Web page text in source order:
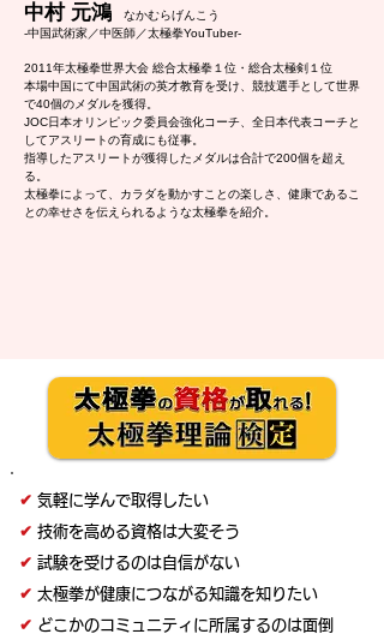
中村 元鴻 なかむらげんこう
-中国武術家／中医師／太極拳YouTuber-
2011年太極拳世界大会 総合太極拳１位・総合太極剣１位
本場中国にて中国武術の英才教育を受け、競技選手として世界
で40個のメダルを獲得。
JOC日本オリンピック委員会強化コーチ、全日本代表コーチと
してアスリートの育成にも従事。
指導したアスリートが獲得したメダルは合計で200個を超え
る。
太極拳によって、カラダを動かすことの楽しさ、健康であるこ
との幸せさを伝えられるような太極拳を紹介。
✔︎ 気軽に学んで取得したい
✔︎ 技術を高める資格は大変そう
✔︎ 試験を受けるのは自信がない
✔︎ 太極拳が健康につながる知識を知りたい
✔︎ どこかのコミュニティに所属するのは面倒